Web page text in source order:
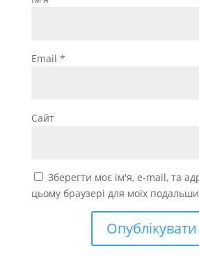
Email *
Сайт
Зберегти моє ім'я, e-mail, та
цьому браузері для моїх